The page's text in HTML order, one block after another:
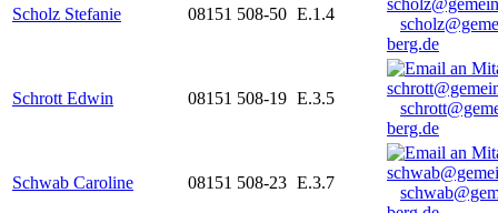
Scholz Stefanie 08151 508-50 E.1.4
berg.de
Schrott Edwin 08151 508-19 E.3.5
berg.de
Schwab Caroline 08151 508-23 E.3.7